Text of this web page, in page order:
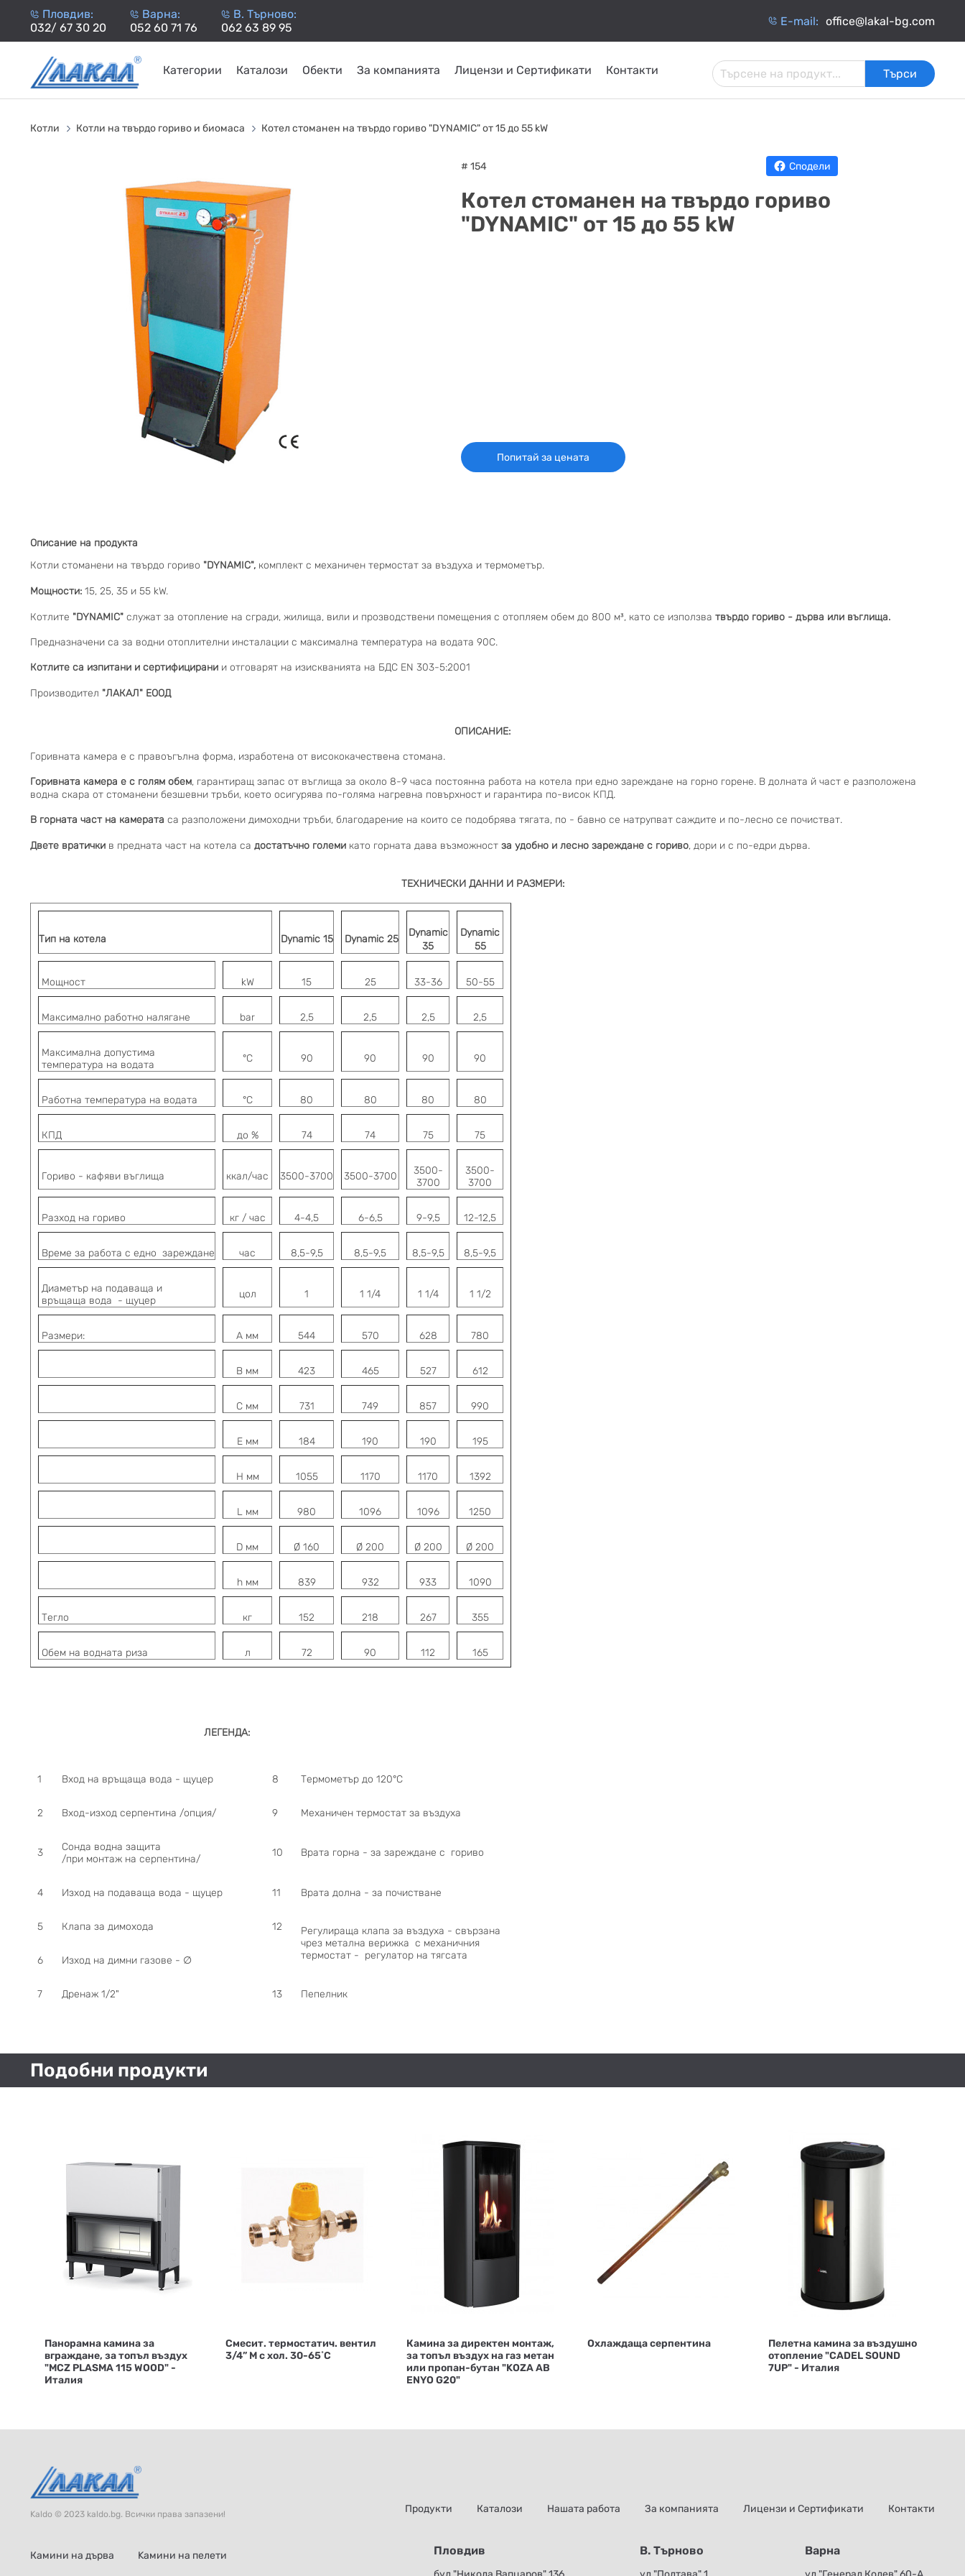
Пловдив:
032/ 67 30 20
Варна:
052 60 71 76
В. Търново:
062 63 89 95
Е-mail: office@lakal-bg.com
Категории
НА
НА
КОТЛИ
НА
ТЕРМОПОМПИ ГОРЕЛКИ
INOX
СЛЪНЧЕВИ
СИСТЕМИ
Каталози Обекти За компанията Лицензи и Сертификати Контакти Търси
Котли Котли на твърдо гориво и биомаса Котел стоманен на твърдо гориво "DYNAMIC" от 15 до 55 kW
# 154 Сподели
Котел стоманен на твърдо гориво
"DYNAMIC" от 15 до 55 kW
Попитай за цената
Описание на продукта
Котли стоманени на твърдо гориво "DYNAMIC", комплект с механичен термостат за въздуха и термометър.
Мощности: 15, 25, 35 и 55 kW.
Котлите "DYNAMIC" служат за отопление на сгради, жилища, вили и прозводствени помещения с отопляем обем до 800 м³, като се използва твърдо гориво - дърва или въглища.
Предназначени са за водни отоплителни инсталации с максимална температура на водата 90С.
Котлите са изпитани и сертифицирани и отговарят на изискванията на БДС EN 303-5:2001
Производител "ЛАКАЛ" ЕООД
ОПИСАНИЕ:
Горивната камера е с правоъгълна форма, изработена от висококачествена стомана.
Горивната камера е с голям обем, гарантиращ запас от въглища за около 8-9 часа постоянна работа на котела при едно зареждане на горно горене. В долната й част е разположена
водна скара от стоманени безшевни тръби, което осигурява по-голяма нагревна повърхност и гарантира по-висок КПД.
В горната част на камерата са разположени димоходни тръби, благодарение на които се подобрява тягата, по - бавно се натрупват саждите и по-лесно се почистват.
Двете вратички в предната част на котела са достатъчно големи като горната дава възможност за удобно и лесно зареждане с гориво, дори и с по-едри дърва.
ТЕХНИЧЕСКИ ДАННИ И РАЗМЕРИ:
Тип на котела Dynamic 15 Dynamic 25
Dynamic
35
Dynamic
55
Мощност kW 15 25 33-36 50-55
Максимално работно налягане bar 2,5 2,5 2,5 2,5
Максимална допустима
температура на водата
°C 90 90 90 90
Работна температура на водата °C 80 80 80 80
КПД до % 74 74 75 75
Гориво - кафяви въглища ккал/час 3500-3700 3500-3700
3500-
3700
3500-
3700
Разход на гориво кг / час 4-4,5 6-6,5 9-9,5 12-12,5
Време за работа с едно зареждане час 8,5-9,5 8,5-9,5 8,5-9,5 8,5-9,5
Диаметър на подаваща и
връщаща вода - щуцер
цол 1 1 1/4 1 1/4 1 1/2
Размери: A мм 544 570 628 780
B мм 423 465 527 612
C мм 731 749 857 990
E мм 184 190 190 195
H мм 1055 1170 1170 1392
L мм 980 1096 1096 1250
D мм Ø 160 Ø 200 Ø 200 Ø 200
h мм 839 932 933 1090
Тегло кг 152 218 267 355
Обем на водната риза л 72 90 112 165
ЛЕГЕНДА:
1 Вход на връщаща вода - щуцер 8 Термометър до 120°C
2 Вход-изход серпентина /опция/ 9 Механичен термостат за въздуха
3
Сонда водна защита
/при монтаж на серпентина/
10 Врата горна - за зареждане с гориво
4 Изход на подаваща вода - щуцер 11 Врата долна - за почистване
5 Клапа за димохода 12
Регулираща клапа за въздуха - свързана
чрез метална верижка с механичния
термостат - регулатор на тягcата
6 Изход на димни газове - ∅
7 Дренаж 1/2" 13 Пепелник
Подобни продукти
Панорамна камина за
вграждане, за топъл въздух
"MCZ PLASMA 115 WOOD" -
Италия
Смесит. термостатич. вентил
3/4” М с хол. 30-65˚C
Камина за директен монтаж,
за топъл въздух на газ метан
или пропан-бутан "KOZA AB
ENYO G20"
Охлаждаща серпентина
Пелетна камина за въздушно
отопление "CADEL SOUND
7UP" - Италия
Kaldo © 2023 kaldo.bg. Всички права запазени!
Камини на дърва
Kамини на пелети
Продукти Каталози Нашата работа За компанията Лицензи и Сертификати Контакти
Пловдив В. Търново Варна